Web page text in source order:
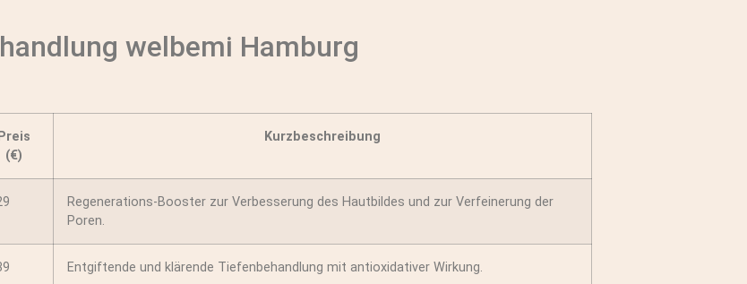
welbemi Hamburg
Preis
(€)
Kurzbeschreibung
Regenerations-Booster zur Verbesserung des Hautbildes und zur Verfeinerung der
Poren.
Entgiftende und klärende Tiefenbehandlung mit antioxidativer Wirkung.